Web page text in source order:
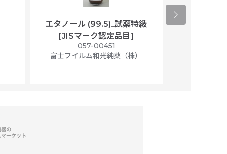
エタノール (99.5)_試薬特級
[JISマーク認定品目]
057-00451
富士フイルム和光純薬（株）
アセトニト